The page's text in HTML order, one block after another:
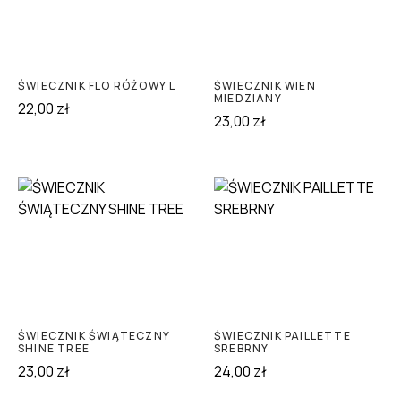
ŚWIECZNIK FLO RÓŻOWY L
22,00 zł
ŚWIECZNIK WIEN
MIEDZIANY
23,00 zł
ŚWIECZNIK ŚWIĄTECZNY
SHINE TREE
23,00 zł
ŚWIECZNIK PAILLETTE
SREBRNY
24,00 zł